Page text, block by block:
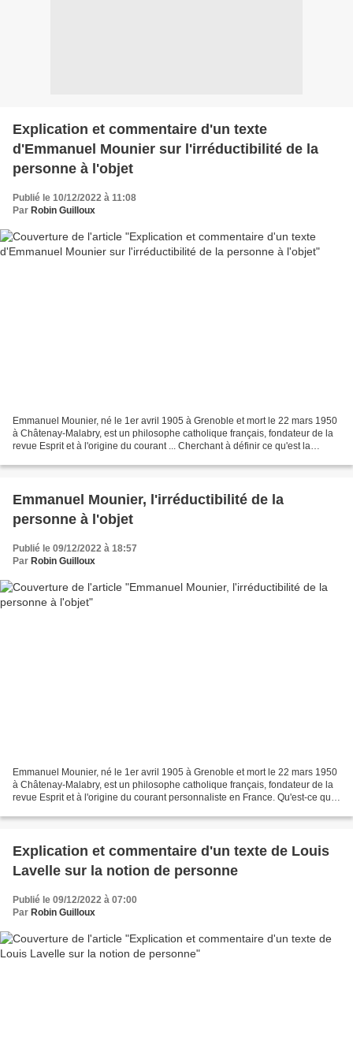
Explication et commentaire d'un texte
d'Emmanuel Mounier sur l'irréductibilité de la
personne à l'objet
Publié le 10/12/2022 à 11:08
Par Robin Guilloux
Emmanuel Mounier, né le 1er avril 1905 à Grenoble et mort le 22 mars 1950
à Châtenay-Malabry, est un philosophe catholique français, fondateur de la
revue Esprit et à l'origine du courant ... Cherchant à définir ce qu'est la
Emmanuel Mounier, l'irréductibilité de la
personne à l'objet
Publié le 09/12/2022 à 18:57
Par Robin Guilloux
Emmanuel Mounier, né le 1er avril 1905 à Grenoble et mort le 22 mars 1950
à Châtenay-Malabry, est un philosophe catholique français, fondateur de la
revue Esprit et à l'origine du courant personnaliste en France. Qu'est-ce que
Explication et commentaire d'un texte de Louis
Lavelle sur la notion de personne
Publié le 09/12/2022 à 07:00
Par Robin Guilloux